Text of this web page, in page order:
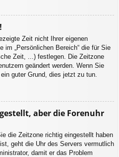
Zeit nicht Ihrer eigenen
„Persönlichen Bereich“ die für Sie
Zeit, ...) festlegen. Die Zeitzone
geändert werden. Wenn Sie
guter Grund, dies jetzt zu tun.
aber die Forenuhr
die Zeitzone richtig eingestellt haben
geht die Uhr des Servers vermutlich
damit er das Problem